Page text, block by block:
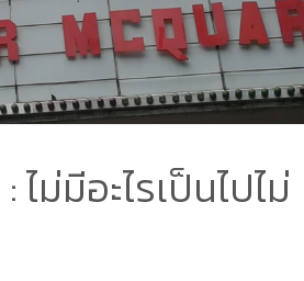
ม่มีอะไรเป็นไปไม่